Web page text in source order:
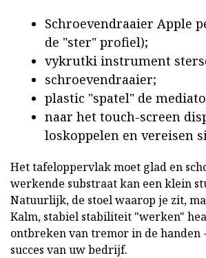
Schroevendraaier Apple
de "ster" profiel);
vykrutki instrument
schroevendraaier;
plastic "spatel" de
naar het touch-screen
loskoppelen en vereisen
Het tafeloppervlak moet glad en
werkende substraat kan een klein
Natuurlijk, de stoel waarop je zit,
Kalm, stabiel stabiliteit "werken"
ontbreken van tremor in de handen
succes van uw bedrijf.